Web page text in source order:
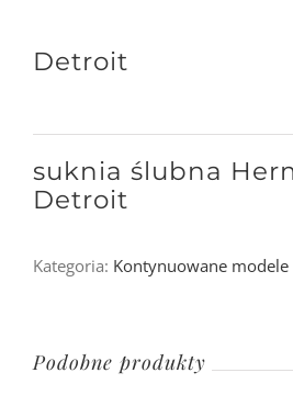
Detroit
suknia ślubna
Detroit
Kategoria: Kontynuowane modele
Podobne produkty